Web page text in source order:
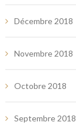
Décembre 2018
Novembre 2018
Octobre 2018
Septembre 2018